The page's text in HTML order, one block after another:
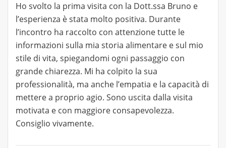
Ho svolto la prima visita con la Dott.ssa Bruno e
l’esperienza è stata molto positiva. Durante
l’incontro ha raccolto con attenzione tutte le
informazioni sulla mia storia alimentare e sul mio
stile di vita, spiegandomi ogni passaggio con
grande chiarezza. Mi ha colpito la sua
professionalità, ma anche l’empatia e la capacità di
mettere a proprio agio. Sono uscita dalla visita
motivata e con maggiore consapevolezza.
Consiglio vivamente.